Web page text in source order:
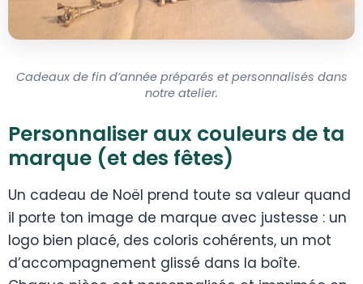
Cadeaux de fin d’année préparés et personnalisés dans
notre atelier.
Personnaliser aux couleurs de ta
marque (et des fêtes)
Un cadeau de Noël prend toute sa valeur quand
il porte ton image de marque avec justesse : un
logo bien placé, des coloris cohérents, un mot
d’accompagnement glissé dans la boîte.